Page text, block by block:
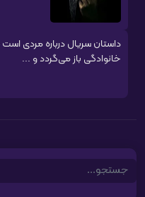
داستان سریال درباره مردی
خانوادگی باز می‌گردد و ...
Search